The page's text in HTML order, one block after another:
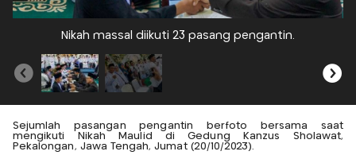
Nikah massal diikuti 23 pasang pengantin.
Sejumlah pasangan pengantin berfoto bersama saat
mengikuti Nikah Maulid di Gedung Kanzus Sholawat,
Pekalongan, Jawa Tengah, Jumat (20/10/2023).